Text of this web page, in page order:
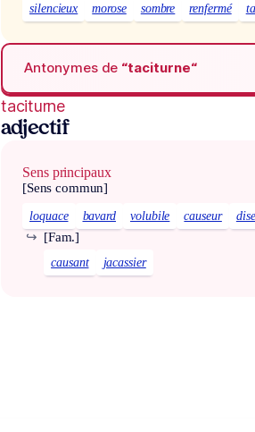
silencieux morose sombre renfermé
Antonymes de “taciturne“
taciturne
adjectif
Sens principaux
[Sens commun]
loquace bavard volubile causeur
[Fam.]
↪
causant jacassier